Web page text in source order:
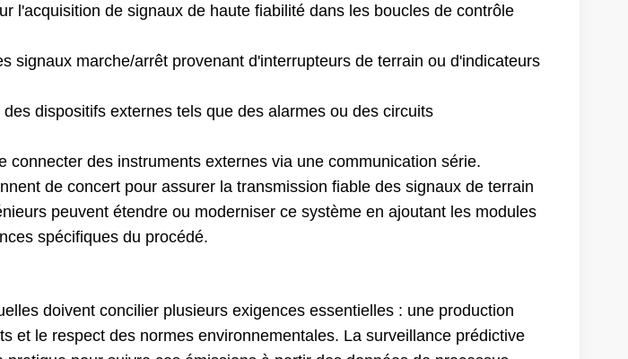
l'acquisition de signaux de haute fiabilité dans les boucles de contrôle
signaux marche/arrêt provenant d'interrupteurs de terrain ou d'indicateurs
dispositifs externes tels que des alarmes ou des circuits
connecter des instruments externes via une communication série.
de concert pour assurer la transmission fiable des signaux de terrain
peuvent étendre ou moderniser ce système en ajoutant les modules
spécifiques du procédé.
doivent concilier plusieurs exigences essentielles : une production
et le respect des normes environnementales. La surveillance prédictive